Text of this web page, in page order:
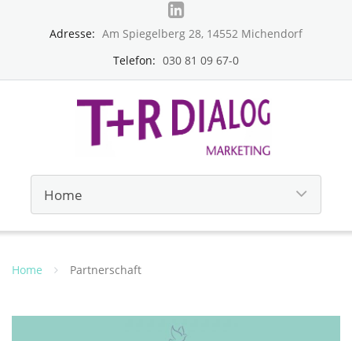
Adresse: Am Spiegelberg 28, 14552 Michendorf
Telefon: 030 81 09 67-0
Home Partnerschaft